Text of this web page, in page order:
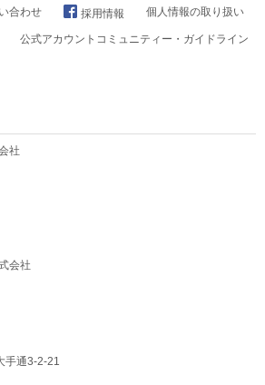
合わせ 採用情報 個人情報の取り扱い
公式アカウントコミュニティー・ガイドライン
社
会社
手通3-2-21